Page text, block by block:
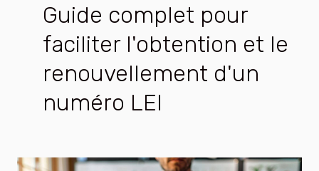
Guide complet pour
faciliter l'obtention et le
renouvellement d'un
numéro LEI